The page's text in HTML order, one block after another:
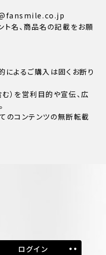
ト名、商品名の記載をお願
によるご購入は固くお断り
）を営利目的や宣伝、広
のコンテンツの無断転載
ログイン